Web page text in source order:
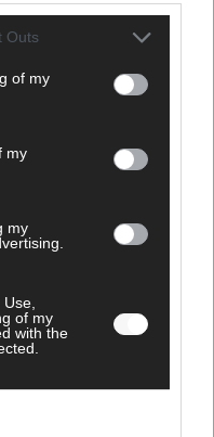
Outs
of my
my
my
of my
with the